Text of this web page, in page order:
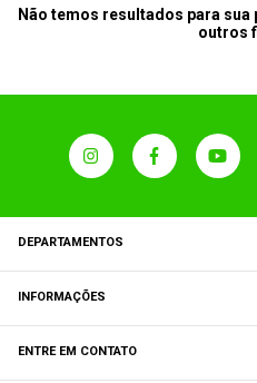
Não temos resultados para
outros
DEPARTAMENTOS
INFORMAÇÕES
ENTRE EM CONTATO